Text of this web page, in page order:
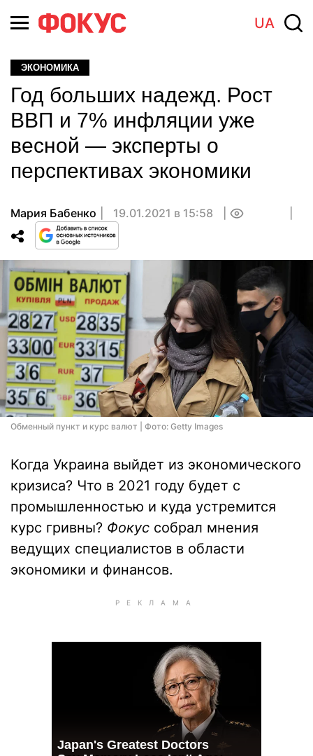
UA
ЭКОНОМИКА
Год больших надежд. Рост
ВВП и 7% инфляции уже
весной — эксперты о
перспективах экономики
Мария Бабенко 19.01.2021 в 15:58
Обменный пункт и курс валют | Фото: Getty Images
Когда Украина выйдет из экономического
кризиса? Что в 2021 году будет с
промышленностью и куда устремится
курс гривны? Фокус собрал мнения
ведущих специалистов в области
экономики и финансов.